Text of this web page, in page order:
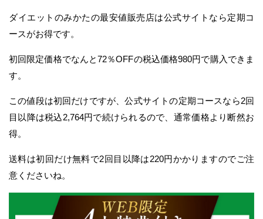
ダイエットのみかたの最安値販売店は公式サイトなら定期コ
ースがお得です。
初回限定価格でなんと72％OFFの税込価格980円で購入できま
す。
この値段は初回だけですが、公式サイトの定期コースなら2回
目以降は税込2,764円で続けられるので、通常価格より断然お
得。
送料は初回だけ無料で2回目以降は220円かかりますのでご注
意くださいね。